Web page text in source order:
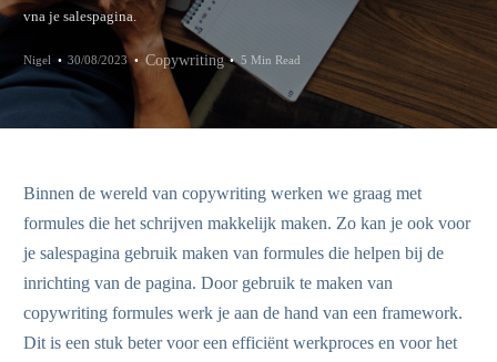
vna je salespagina.
Nigel 30/08/2023 Copywriting 5 Min Read
Binnen de wereld van copywriting werken we graag met
formules die het schrijven makkelijk maken. Zo kan je ook voor
je salespagina gebruik maken van formules die helpen bij de
inrichting van de pagina. Door gebruik te maken van
copywriting formules werk je aan de hand van een framework.
Dit is een stuk beter voor een efficiënt werkproces en voor het